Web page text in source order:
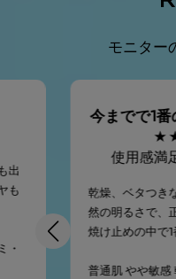
モニター
出
も
・
今までで1
★
使用感満
乾燥、ベタつき
然の明るさで、
焼け止めの中で1
普通肌 やや敏感